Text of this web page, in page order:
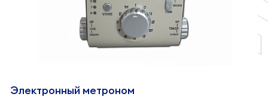
Электронный метроном